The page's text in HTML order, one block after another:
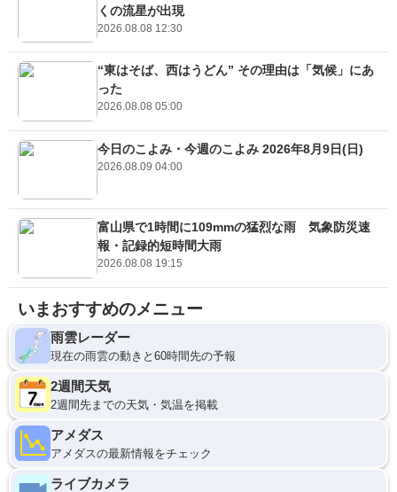
くの流星が出現
2026.08.08 12:30
“東はそば、西はうどん” その理由は「気候」にあ
った
2026.08.08 05:00
今日のこよみ・今週のこよみ 2026年8月9日(日)
2026.08.09 04:00
富山県で1時間に109mmの猛烈な雨 気象防災速
報・記録的短時間大雨
2026.08.08 19:15
いまおすすめのメニュー
雨雲レーダー
現在の雨雲の動きと60時間先の予報
2週間天気
2週間先までの天気・気温を掲載
アメダス
アメダスの最新情報をチェック
ライブカメラ